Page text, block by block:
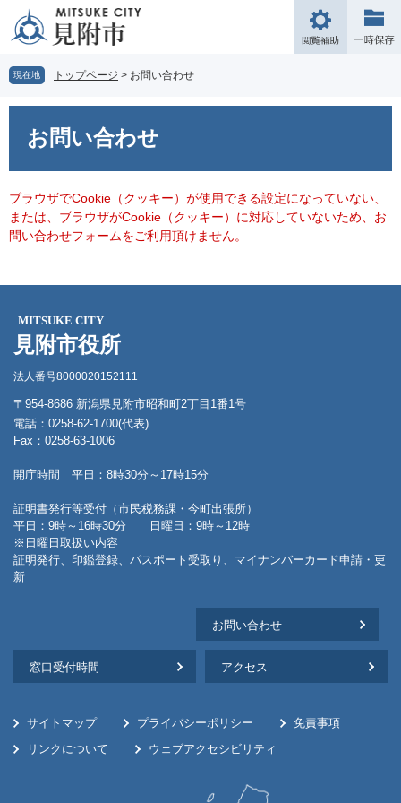
の
先
頭
ー
を
飛
文
へ
閲
覧
現在地 トップページ > お問い合わせ
お問い合わせ
ブラウザでCookie（クッキー）が使用できる設定になっていない、
または、ブラウザがCookie（クッキー）に対応していないため、お
問い合わせフォームをご利用頂けません。
MITSUKE CITY
見附市役所
法人番号8000020152111
〒954-8686 新潟県見附市昭和町2丁目1番1号
電話：0258-62-1700(代表)
Fax：0258-63-1006
開庁時間 平日：8時30分～17時15分
証明書発行等受付（市民税務課・今町出張所）
平日：9時～16時30分 日曜日：9時～12時
※日曜日取扱い内容
証明発行、印鑑登録、パスポート受取り、マイナンバーカード申請・更
新
お問い合わせ
窓口受付時間 アクセス
サイトマップ プライバシーポリシー
免責事項
リンクについて
ウェブアクセシビリティ